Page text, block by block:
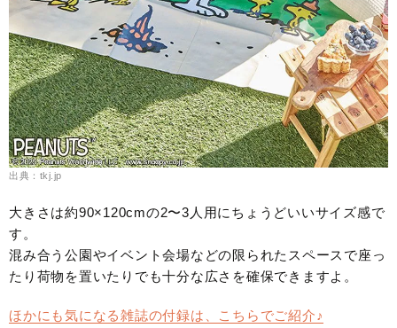
出典：tkj.jp
大きさは約90×120cmの2〜3人用にちょうどいいサイズ感で
す。
混み合う公園やイベント会場などの限られたスペースで座っ
たり荷物を置いたりでも十分な広さを確保できますよ。
ほかにも気になる雑誌の付録は、こちらでご紹介♪